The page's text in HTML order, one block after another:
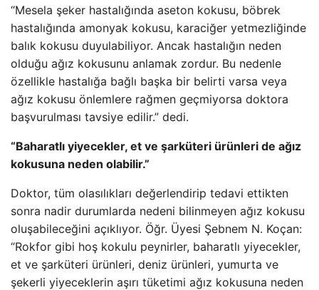
“Mesela şeker hastalığında aseton kokusu, böbrek
hastalığında amonyak kokusu, karaciğer yetmezliğinde
balık kokusu duyulabiliyor. Ancak hastalığın neden
olduğu ağız kokusunu anlamak zordur. Bu nedenle
özellikle hastalığa bağlı başka bir belirti varsa veya
ağız kokusu önlemlere rağmen geçmiyorsa doktora
başvurulması tavsiye edilir.” dedi.
“Baharatlı yiyecekler, et ve şarküteri ürünleri de ağız
kokusuna neden olabilir.”
Doktor, tüm olasılıkları değerlendirip tedavi ettikten
sonra nadir durumlarda nedeni bilinmeyen ağız kokusu
oluşabileceğini açıklıyor. Öğr. Üyesi Şebnem N. Koçan:
“Rokfor gibi hoş kokulu peynirler, baharatlı yiyecekler,
et ve şarküteri ürünleri, deniz ürünleri, yumurta ve
şekerli yiyeceklerin aşırı tüketimi ağız kokusuna neden